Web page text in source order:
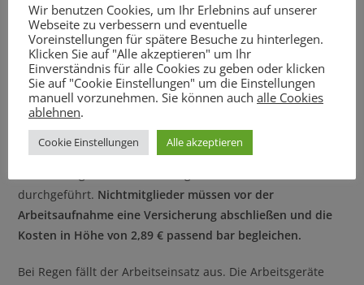
Die Arbeitseinsätze finden in der Zeit 08:00 – 12:00 Uhr
statt. Treffpunkt ist am Vereinshaus. Es ist eine
telefonische Anmeldungbis Donnerstag 17:00 Uhr beim
Platzwart Ralf Thomas notwendig, Tel.: 0157-85 110 134
Mo-Fr. 08:00-17:00 Uhr).
Die Teilnahme ist zu allen vorgegebenen Terminen variabel
möglich. Vor jedem Pflichtarbeitseinsatz wird eine
durchgeführt. Nichtmitglieder müssen vor der
Arbeitsaufnahme eine Versicherung abschließen und die
Kosten in Höhe von 2,89 € passend bar begleichen.
Bei Regen fällt der Arbeitseinsatz aus. Die Arbeitsgeräte
Wir benutzen Cookies, um Ihr Erlebnins auf unserer
Webseite zu verbessern und eventuelle
Voreinstellungen für spätere Besuche zu hinterlegen.
Klicken Sie auf "Alle akzeptieren" um Ihr
Einverständnis für alle Cookies zu geben oder klicken
Sie auf "Cookie Einstellungen" um die Einstellungen
manuell vorzunehmen. Sie können auch alle Cookies
ablehnen.
Cookie Einstellungen Alle akzeptieren